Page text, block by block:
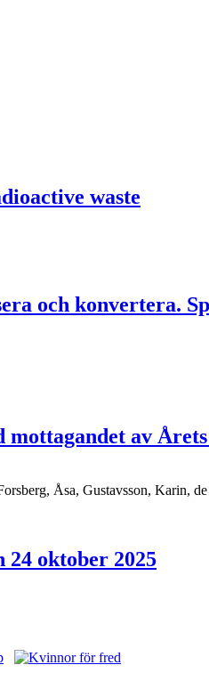
waste
och konvertera.
av
Åsa, Gustavsson, Karin,
oktober 2025